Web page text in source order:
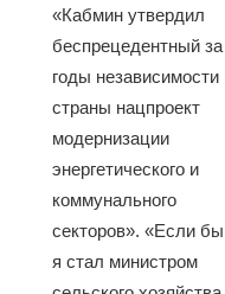
«Кабмин утвердил
беспрецедентный за
годы независимости
страны нацпроект
модернизации
энергетического и
коммунального
секторов». «Если бы
я стал министром